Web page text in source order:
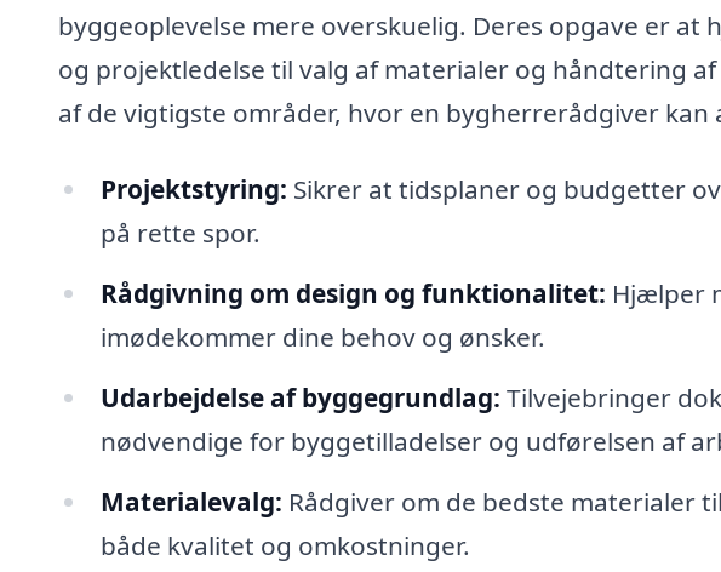
byggeoplevelse mere overskuelig. Deres opgave er
og projektledelse til valg af materialer og håndtering
af de vigtigste områder, hvor en bygherrerådgiver kan
Projektstyring: Sikrer at tidsplaner og budgetter
på rette spor.
Rådgivning om design og funktionalitet: Hjælper
imødekommer dine behov og ønsker.
Udarbejdelse af byggegrundlag: Tilvejebringer
nødvendige for byggetilladelser og udførelsen af
Materialevalg: Rådgiver om de bedste materialer
både kvalitet og omkostninger.